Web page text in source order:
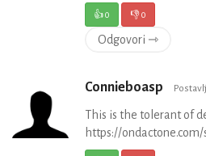
👍0 👎0
Odgovori ⇾
Connieboasp
This is the tolerant of
https://